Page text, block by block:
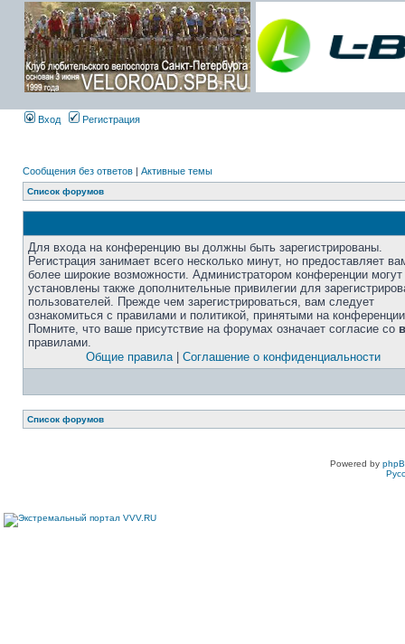
Вход Регистрация
Сообщения без ответов | Активные темы
Список форумов
Для входа на конференцию вы должны быть зарегистрированы.
Регистрация занимает всего несколько минут, но предоставляет
более широкие возможности. Администратором конференции
установлены также дополнительные привилегии для
пользователей. Прежде чем зарегистрироваться, вам следует
ознакомиться с правилами и политикой, принятыми на
Помните, что ваше присутствие на форумах означает согласие со
правилами.
Общие правила| Соглашение о конфиденциальности
Список форумов
Powered by